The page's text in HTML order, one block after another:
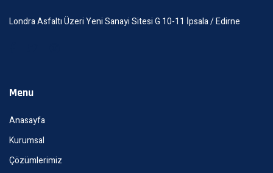
Londra Asfaltı Üzeri Yeni Sanayi Sitesi G 10-11 İpsala / Edirne
Menu
Anasayfa
Kurumsal
Çözümlerimiz